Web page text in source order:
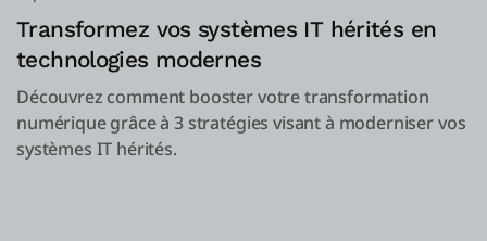
Transformez vos systèmes IT hérités en
technologies modernes
Découvrez comment booster votre transformation
numérique grâce à 3 stratégies visant à moderniser vos
systèmes IT hérités.